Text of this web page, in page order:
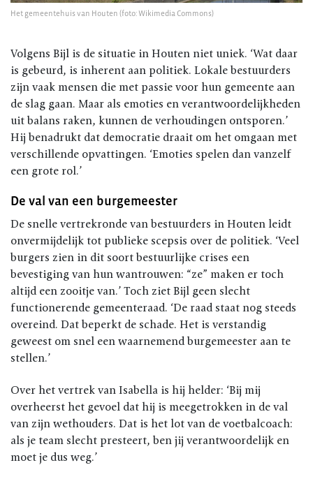
Het gemeentehuis van Houten (foto: Wikimedia Commons)
Volgens Bijl is de situatie in Houten niet uniek. ‘Wat daar
is gebeurd, is inherent aan politiek. Lokale bestuurders
zijn vaak mensen die met passie voor hun gemeente aan
de slag gaan. Maar als emoties en verantwoordelijkheden
uit balans raken, kunnen de verhoudingen ontsporen.’
Hij benadrukt dat democratie draait om het omgaan met
verschillende opvattingen. ‘Emoties spelen dan vanzelf
een grote rol.’
De val van een burgemeester
De snelle vertrekronde van bestuurders in Houten leidt
onvermijdelijk tot publieke scepsis over de politiek. ‘Veel
burgers zien in dit soort bestuurlijke crises een
bevestiging van hun wantrouwen: “ze” maken er toch
altijd een zooitje van.’ Toch ziet Bijl geen slecht
functionerende gemeenteraad. ‘De raad staat nog steeds
overeind. Dat beperkt de schade. Het is verstandig
geweest om snel een waarnemend burgemeester aan te
stellen.’
Over het vertrek van Isabella is hij helder: ‘Bij mij
overheerst het gevoel dat hij is meegetrokken in de val
van zijn wethouders. Dat is het lot van de voetbalcoach:
als je team slecht presteert, ben jij verantwoordelijk en
moet je dus weg.’